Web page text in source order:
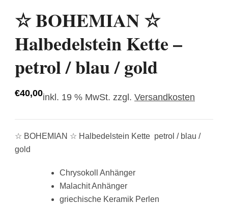
☆ BOHEMIAN ☆
Halbedelstein Kette –
petrol / blau / gold
€40,00inkl. 19 % MwSt. zzgl. Versandkosten
☆ BOHEMIAN ☆ Halbedelstein Kette petrol / blau /
gold
Chrysokoll Anhänger
Malachit Anhänger
griechische Keramik Perlen